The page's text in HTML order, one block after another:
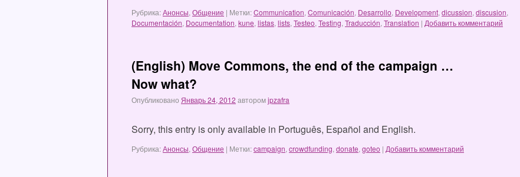
Рубрика:Анонсы, Общение | Метки:Communication, Comunicación, Desarrollo, Development, dicussion, discusion,
Documentación, Documentation, kune, listas, lists, Testeo, Testing, Traducción, Translation | Добавить комментарий
(English) Move Commons, the end of the campaign …
Now what?
Опубликовано Январь 24, 2012 авторомjpzafra
Sorry, this entry is only available in Português, Español and English.
Рубрика:Анонсы, Общение | Метки:campaign, crowdfunding, donate, goteo | Добавить комментарий